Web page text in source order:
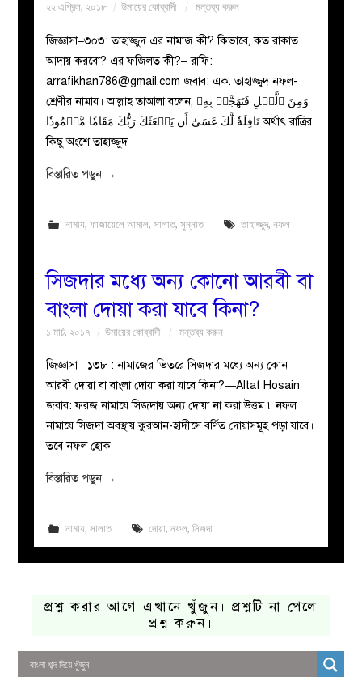
২২ এপ্রিল, ২০১৮ উমায়ের কোব্বাদী মন্তব্য করুন
জিজ্ঞাসা–৩০৩: তাহাজ্জুদ এর নামাজ কী? কিভাবে, কত রাকাত
আদায় করবো? এর ফজিলত কী?– রাফি:
arrafikhan786@gmail.com জবাব: এক. তাহাজ্জুদ নফল-
শ্রেণীর নামায। আল্লাহ তাআলা বলেন, وَمِنَ ٱلَّيۡلِ فَتَهَجَّدۡ بِهِۦ
نَافِلَةٗ لَّكَ عَسَىٰٓ أَن يَبۡعَثَكَ رَبُّكَ مَقَامٗا مَّحۡمُودٗا অর্থাৎ রাত্রির
কিছু অংশে তাহাজ্জুদ
বিস্তারিত পড়ুন →
নামায, ফাজায়েলে আমাল, সালাত, সুন্নাত তাহাজ্জুদ, নফল
সিজদার মধ্যে অন্য কোনো আরবী বা
বাংলা দোয়া করা যাবে কিনা?
১ মার্চ, ২০১৭ উমায়ের কোব্বাদী মন্তব্য করুন
জিজ্ঞাসা– ১৩৮ : নামাজের ভিতরে সিজদার মধ্যে অন্য কোন
আরবী দোয়া বা বাংলা দোয়া করা যাবে কিনা?—Altaf Hosain
জবাব: ফরজ নামাযে সিজদায় অন্য দোয়া না করা উত্তম ৷ নফল
নামাযে সিজদা অবস্থায় কুরআন-হাদীসে বর্ণিত দোয়াসমূহ পড়া যাবে।
তবে নফল হোক
বিস্তারিত পড়ুন →
নামায, সালাত দোয়া, নফল, সিজদা
প্রশ্ন করার আগে এখানে খুঁজুন। প্রশ্নটি না পেলে
প্রশ্ন করুন।